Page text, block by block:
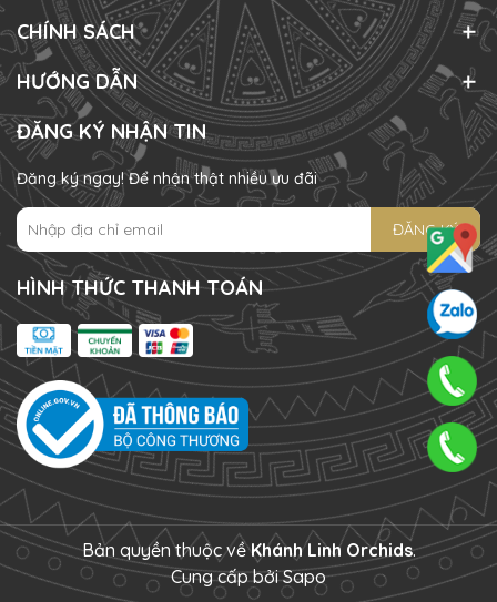
CHÍNH SÁCH
HƯỚNG DẪN
ĐĂNG KÝ NHẬN TIN
Đăng ký ngay! Để nhận thật nhiều ưu đãi
ĐĂNG KÝ
HÌNH THỨC THANH TOÁN
Bản quyền thuộc vềKhánh Linh Orchids.
Cung cấp bởiSapo